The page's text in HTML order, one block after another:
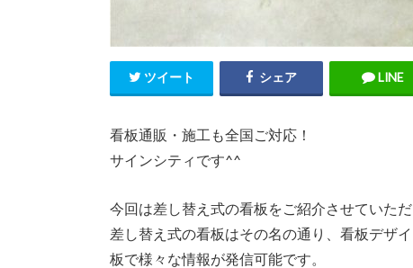
ツイート シェア LINE
看板通販・施工も全国ご対応！
サインシティです^^
今回は差し替え式の看板をご紹介させていた
差し替え式の看板はその名の通り、看板デザ
板で様々な情報が発信可能です。